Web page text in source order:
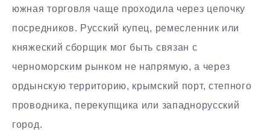
южная торговля чаще проходила через цепочку
посредников. Русский купец, ремесленник или
княжеский сборщик мог быть связан с
черноморским рынком не напрямую, а через
ордынскую территорию, крымский порт, степного
проводника, перекупщика или западнорусский
город.